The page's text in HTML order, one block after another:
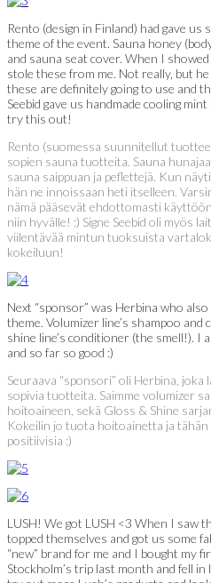
Rento (design in Finland) had gave
theme of the event. Sauna honey
and sauna seat cover. When I
stole these from me. Not really, but
these are definitely going to use and
Seebid gave us handmade cooling
try this out!
Rento (suomessa suunnitellut
sopien sauna tuotteita. Sauna
sauna saippuan ja peflettejä. Kun
hän ne innoissaan heti itselleen.
nämä pääsevät ehdottomasti
niin hyvälle! :) Signe Seebid oli myös
viilentävää mintun tuoksuista
kokeiluun!
Next “sponsor” was Herbina who
theme. Volumizer line’s shampoo
shine line’s conditioner (the smell!).
and so far so good :)
Seuraava “sponsori” oli Herbina,
sopivia tuotteita. Saimme volumizer
hoitoaineen, sekä Gloss & Shine
Kokeilin jo tuota hoitoainetta ja
positiivisia :)
LUSH! We got LUSH <3 When I saw
topped themselves and got us some
“new” brand for me and I bought my
Stockholm’s trip last month and fell